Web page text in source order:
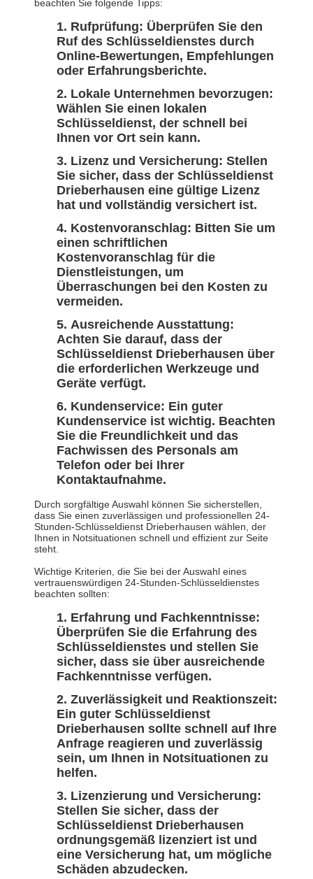
beachten Sie folgende Tipps:
Rufprüfung: Überprüfen Sie den
Ruf des Schlüsseldienstes durch
Online-Bewertungen, Empfehlungen
oder Erfahrungsberichte.
Lokale Unternehmen bevorzugen:
Wählen Sie einen lokalen
Schlüsseldienst, der schnell bei
Ihnen vor Ort sein kann.
Lizenz und Versicherung: Stellen
Sie sicher, dass der Schlüsseldienst
Drieberhausen eine gültige Lizenz
hat und vollständig versichert ist.
Kostenvoranschlag: Bitten Sie um
einen schriftlichen
Kostenvoranschlag für die
Dienstleistungen, um
Überraschungen bei den Kosten zu
vermeiden.
Ausreichende Ausstattung:
Achten Sie darauf, dass der
Schlüsseldienst Drieberhausen über
die erforderlichen Werkzeuge und
Geräte verfügt.
Kundenservice: Ein guter
Kundenservice ist wichtig. Beachten
Sie die Freundlichkeit und das
Fachwissen des Personals am
Telefon oder bei Ihrer
Kontaktaufnahme.
Durch sorgfältige Auswahl können Sie sicherstellen,
dass Sie einen zuverlässigen und professionellen 24-
Stunden-Schlüsseldienst Drieberhausen wählen, der
Ihnen in Notsituationen schnell und effizient zur Seite
steht.
Wichtige Kriterien, die Sie bei der Auswahl eines
vertrauenswürdigen 24-Stunden-Schlüsseldienstes
beachten sollten:
Erfahrung und Fachkenntnisse:
Überprüfen Sie die Erfahrung des
Schlüsseldienstes und stellen Sie
sicher, dass sie über ausreichende
Fachkenntnisse verfügen.
Zuverlässigkeit und Reaktionszeit:
Ein guter Schlüsseldienst
Drieberhausen sollte schnell auf Ihre
Anfrage reagieren und zuverlässig
sein, um Ihnen in Notsituationen zu
helfen.
Lizenzierung und Versicherung:
Stellen Sie sicher, dass der
Schlüsseldienst Drieberhausen
ordnungsgemäß lizenziert ist und
eine Versicherung hat, um mögliche
Schäden abzudecken.